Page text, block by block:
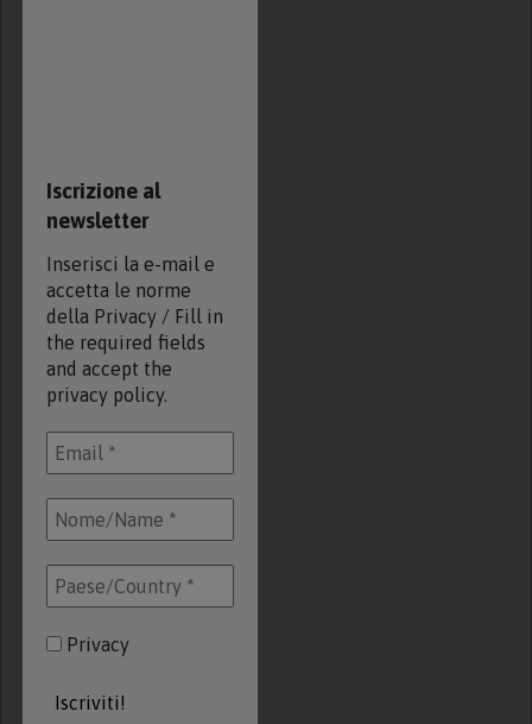
Iscrizione al
newsletter
Inserisci la e-mail e
accetta le norme
della Privacy / Fill in
the required fields
and accept the
privacy policy.
Privacy